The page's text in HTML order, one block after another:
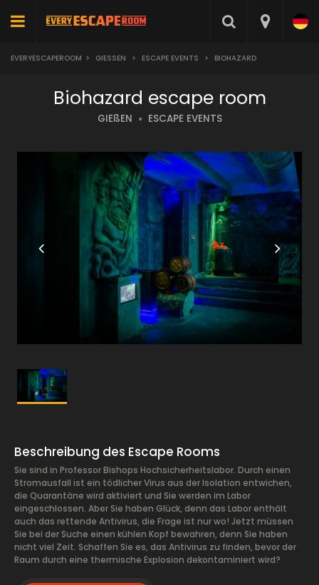
EVERYESCAPEROOM > GIESSEN > ESCAPE EVENTS > BIOHAZARD
Biohazard escape room
GIEßEN ESCAPE EVENTS
Beschreibung des Escape Rooms
Sie sind in Professor Bishops Hochsicherheitslabor. Durch einen
Stromausfall ist ein tödlicher Virus aus der Isolation entwichen,
die Quarantäne wird aktiviert und Sie werden im Labor
eingeschlossen. Aber Sie haben Glück, denn das Labor enthält
auch das rettende Antivirus, die Frage ist nur wo! Jetzt müssen
Sie bei der Suche einen kühlen Kopf bewahren, denn Sie haben
nicht viel Zeit. Schaffen Sie es, das Antivirus zu finden, bevor der
Raum durch eine thermische Explosion dekontaminiert wird?